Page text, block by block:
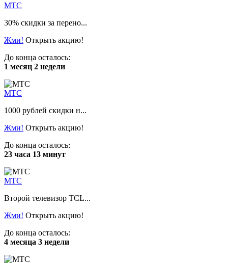
МТС
30% скидки за перено...
Жми! Открыть акцию!
До конца осталось:
1 месяц 2 недели
МТС
1000 рублей скидки н...
Жми! Открыть акцию!
До конца осталось:
23 часа 13 минут
МТС
Второй телевизор TCL...
Жми! Открыть акцию!
До конца осталось:
4 месяца 3 недели